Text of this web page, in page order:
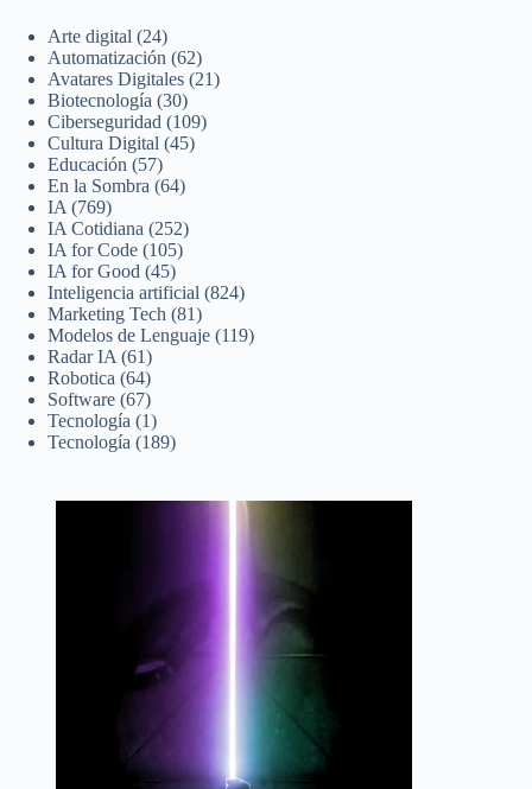
Arte digital (24)
Automatización (62)
Avatares Digitales (21)
Biotecnología (30)
Ciberseguridad (109)
Cultura Digital (45)
Educación (57)
En la Sombra (64)
IA (769)
IA Cotidiana (252)
IA for Code (105)
IA for Good (45)
Inteligencia artificial (824)
Marketing Tech (81)
Modelos de Lenguaje (119)
Radar IA (61)
Robotica (64)
Software (67)
Tecnología (1)
Tecnología (189)